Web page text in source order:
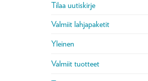
Tilaa uutiskirje
Valmiit lahjapaketit
Yleinen
Valmiit tuotteet